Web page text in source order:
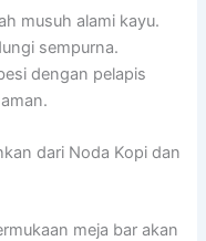
musuh alami kayu.
sempurna.
dengan pelapis
dari Noda Kopi dan
meja bar akan